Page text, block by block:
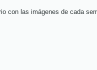
con las imágenes de cada